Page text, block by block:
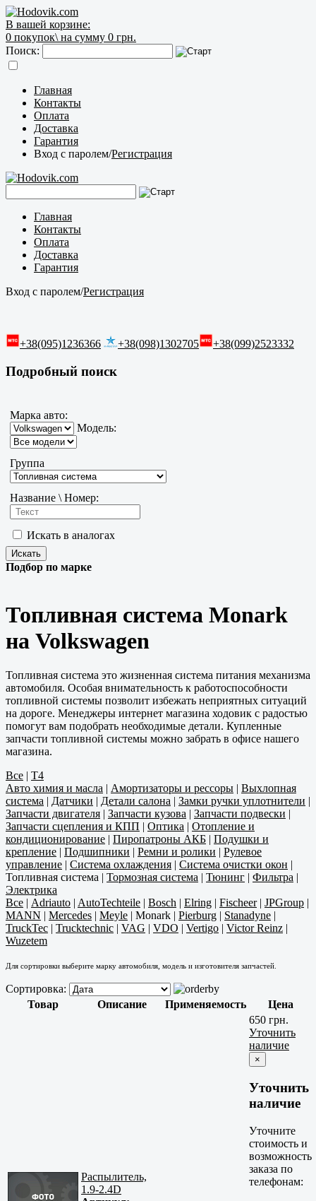
В вашей корзине:
0 покупок\ на сумму 0 грн.
Поиск:
Главная
Контакты
Оплата
Доставка
Гарантия
Вход с паролем/Регистрация
Главная
Контакты
Оплата
Доставка
Гарантия
Вход с паролем/Регистрация
+38(095)1236366 +38(098)1302705 +38(099)2523332
Подробный поиск
Марка авто:
Модель:
Группа
Название \ Номер:
Искать в аналогах
Подбор по марке
Топливная система Monark
на Volkswagen
Топливная система это жизненная система питания механизма
автомобиля. Особая внимательность к работоспособности
топливной системы позволит избежать неприятных ситуаций
на дороге. Менеджеры интернет магазина ходовик с радостью
помогут вам подобрать необходимые детали. Купленные
запчасти топливной системы можно забрать в офисе нашего
магазина.
Все | T4
Авто химия и масла | Амортизаторы и рессоры | Выхлопная
система | Датчики | Детали салона | Замки ручки уплотнители |
Запчасти двигателя | Запчасти кузова | Запчасти подвески |
Запчасти сцепления и КПП | Оптика | Отопление и
кондиционирование | Пиропатроны АКБ | Подушки и
крепление | Подшипники | Ремни и ролики | Рулевое
управление | Система охлаждения | Система очистки окон |
Топливная система | Тормозная система | Тюнинг | Фильтра |
Электрика
Все | Adriauto | AutoTechteile | Bosch | Elring | Fischeer| JPGroup |
MANN | Mercedes | Meyle | Monark | Pierburg | Stanadyne |
TruckTec | Trucktechnic | VAG | VDO | Vertigo | Victor Reinz |
Wuzetem
Для сортировки выберите марку автомобиля, модель и изготовителя запчастей.
Сортировка:
Товар
Описание Применяемость Цена
Распылитель,
1.9-2.4D
650 грн.
Уточнить
наличие
×
Уточнить
наличие
Уточните
стоимость и
возможность
заказа по
телефонам: